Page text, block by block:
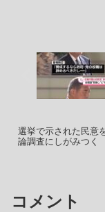
選挙で示された民意
論調査にしがみつく
コメント